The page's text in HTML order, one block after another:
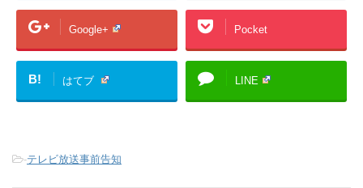
Google+ Pocket
B! はてブ LINE
-テレビ放送事前告知